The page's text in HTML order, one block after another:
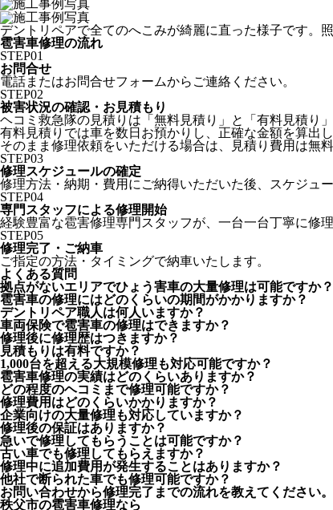
デントリペアで全てのへこみが綺麗に直った様子です。
雹害車修理の流れ
STEP01
お問合せ
電話またはお問合せフォームからご連絡ください。
STEP02
被害状況の確認・お見積もり
ヘコミ救急隊の見積りは「無料見積り」と「有料見積り」
有料見積りでは車を数日お預かりし、正確な金額を算出し
そのまま修理依頼をいただける場合は、見積り費用は無料
STEP03
修理スケジュールの確定
修理方法・納期・費用にご納得いただいた後、スケジュ
STEP04
専門スタッフによる修理開始
経験豊富な雹害修理専門スタッフが、一台一台丁寧に修理
STEP05
修理完了・ご納車
ご指定の方法・タイミングで納車いたします。
よくある質問
拠点がないエリアでひょう害車の大量修理は可能ですか？
雹害車の修理にはどのくらいの期間がかかりますか？
デントリペア職人は何人いますか？
車両保険で雹害車の修理はできますか？
修理後に修理歴はつきますか？
見積もりは有料ですか？
1,000台を超える大規模修理も対応可能ですか？
雹害車修理の実績はどのくらいありますか？
どの程度のヘコミまで修理可能ですか？
修理費用はどのくらいかかりますか？
企業向けの大量修理も対応していますか？
修理後の保証はありますか？
急いで修理してもらうことは可能ですか？
古い車でも修理してもらえますか？
修理中に追加費用が発生することはありますか？
他社で断られた車でも修理可能ですか？
お問い合わせから修理完了までの流れを教えてください。
秩父市の雹害車修理なら